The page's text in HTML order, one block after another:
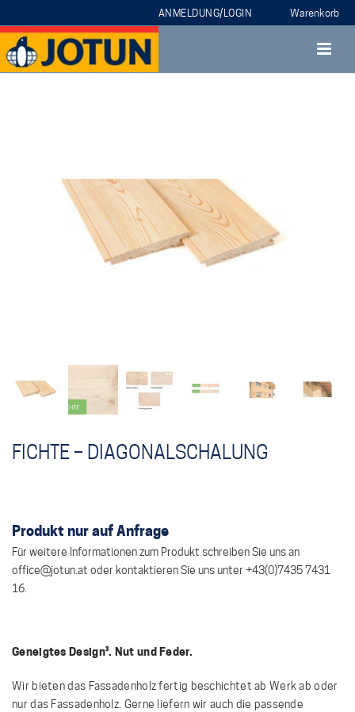
ANMELDUNG/LOGIN
FICHTE – DIAGONALSCHALUNG
Produkt nur auf Anfrage
Geneigtes Design³. Nut und Feder.
Wir bieten das Fassadenholz fertig beschichtet ab Werk ab oder
nur das Fassadenholz. Gerne liefern wir auch die passende